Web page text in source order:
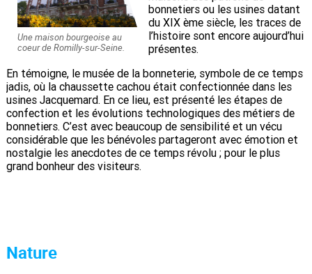
Une maison bourgeoise au
coeur de Romilly-sur-Seine.
bonnetiers ou les usines datant
du XIX ème siècle, les traces de
l’histoire sont encore aujourd’hui
présentes.
En témoigne, le musée de la bonneterie, symbole de ce temps
jadis, où la chaussette cachou était confectionnée dans les
usines Jacquemard. En ce lieu, est présenté les étapes de
confection et les évolutions technologiques des métiers de
bonnetiers. C’est avec beaucoup de sensibilité et un vécu
considérable que les bénévoles partageront avec émotion et
nostalgie les anecdotes de ce temps révolu ; pour le plus
grand bonheur des visiteurs.
Nature